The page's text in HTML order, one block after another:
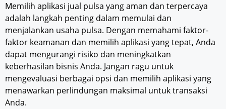
Memilih aplikasi jual pulsa yang aman dan terpercaya
adalah langkah penting dalam memulai dan
menjalankan usaha pulsa. Dengan memahami faktor-
faktor keamanan dan memilih aplikasi yang tepat, Anda
dapat mengurangi risiko dan meningkatkan
keberhasilan bisnis Anda. Jangan ragu untuk
mengevaluasi berbagai opsi dan memilih aplikasi yang
menawarkan perlindungan maksimal untuk transaksi
Anda.